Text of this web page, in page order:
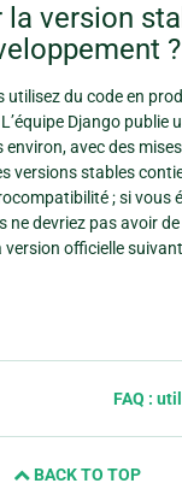
version
?
utilisez du code en
Django publie
avec des
versions stables
; si vous
ne devriez pas avoir
version officielle
FAQ :
BACK TO TOP